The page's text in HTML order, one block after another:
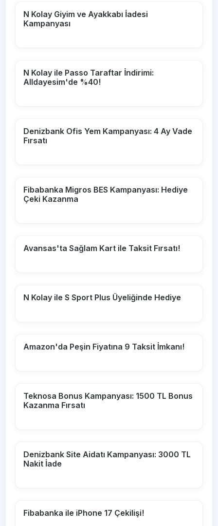
N Kolay Giyim ve Ayakkabı İadesi
Kampanyası
N Kolay ile Passo Taraftar İndirimi:
Alldayesim'de %40!
Denizbank Ofis Yem Kampanyası: 4 Ay Vade
Fırsatı
Fibabanka Migros BES Kampanyası: Hediye
Çeki Kazanma
Avansas'ta Sağlam Kart ile Taksit Fırsatı!
N Kolay ile S Sport Plus Üyeliğinde Hediye
Amazon'da Peşin Fiyatına 9 Taksit İmkanı!
Teknosa Bonus Kampanyası: 1500 TL Bonus
Kazanma Fırsatı
Denizbank Site Aidatı Kampanyası: 3000 TL
Nakit İade
Fibabanka ile iPhone 17 Çekilişi!